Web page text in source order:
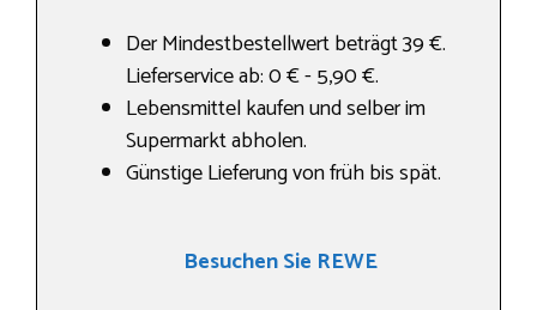
Der Mindestbestellwert beträgt 39 €.
Lieferservice ab: 0 € - 5,90 €.
Lebensmittel kaufen und selber im
Supermarkt abholen.
Günstige Lieferung von früh bis spät.
Besuchen Sie REWE